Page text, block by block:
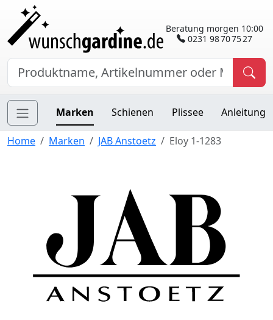
Beratung morgen 10:00
0231 98 70 75 27
Marken Schienen Plissee Anleitung
Home Marken JAB Anstoetz Eloy 1-1283